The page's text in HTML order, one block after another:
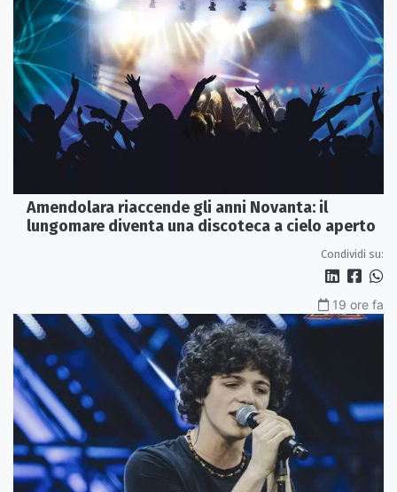
Amendolara riaccende gli anni Novanta: il
lungomare diventa una discoteca a cielo aperto
Condividi su:
19 ore fa